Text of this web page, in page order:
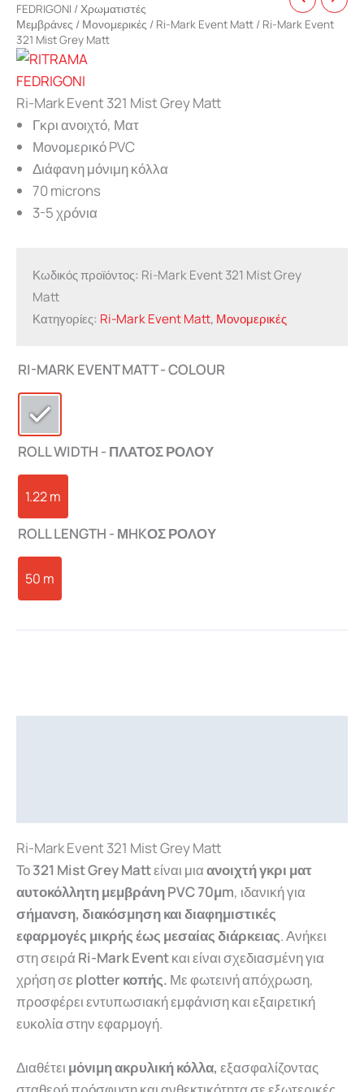
FEDRIGONI /Χρωματιστές
Μεμβράνες / Μονομερικές / Ri-Mark Event Matt / Ri-Mark Event
321 Mist Grey Matt
Ri-Mark Event 321 Mist Grey Matt
Γκρι ανοιχτό, Ματ
Μονομερικό PVC
Διάφανη μόνιμη κόλλα
70 microns
3-5 χρόνια
Κωδικός προϊόντος: Ri-Mark Event 321 Mist Grey
Matt
Κατηγορίες: Ri-Mark Event Matt, Μονομερικές
RI-MARK EVENT MATT - COLOUR
ROLL WIDTH - ΠΛΑΤΟΣ ΡΟΛΟΥ
1.22 m
ROLL LENGTH - ΜHKΟΣ ΡΟΛΟΥ
50 m
Ri-Mark Event 321 Mist Grey Matt
Το321 Mist Grey Mattείναι μιαανοιχτή γκρι ματ
αυτοκόλλητη μεμβράνη PVC 70μm, ιδανική για
σήμανση, διακόσμηση και διαφημιστικές
εφαρμογές μικρής έως μεσαίας διάρκειας. Ανήκει
στη σειρά Ri-Mark Eventκαι είναι σχεδιασμένη για
χρήση σε plotter κοπής. Με φωτεινή απόχρωση,
προσφέρει εντυπωσιακή εμφάνιση και εξαιρετική
ευκολία στην εφαρμογή.
Διαθέτει μόνιμη ακρυλική κόλλα, εξασφαλίζοντας